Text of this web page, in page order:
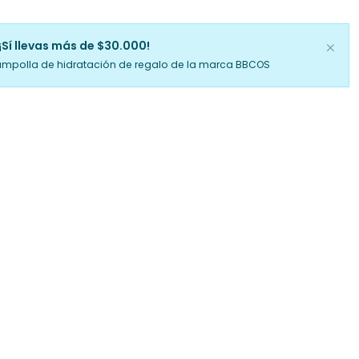
¡Sí llevas más de $30.000!
de hidratación de regalo de la marca BBCOS